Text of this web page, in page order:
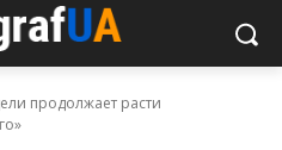
продолжает расти